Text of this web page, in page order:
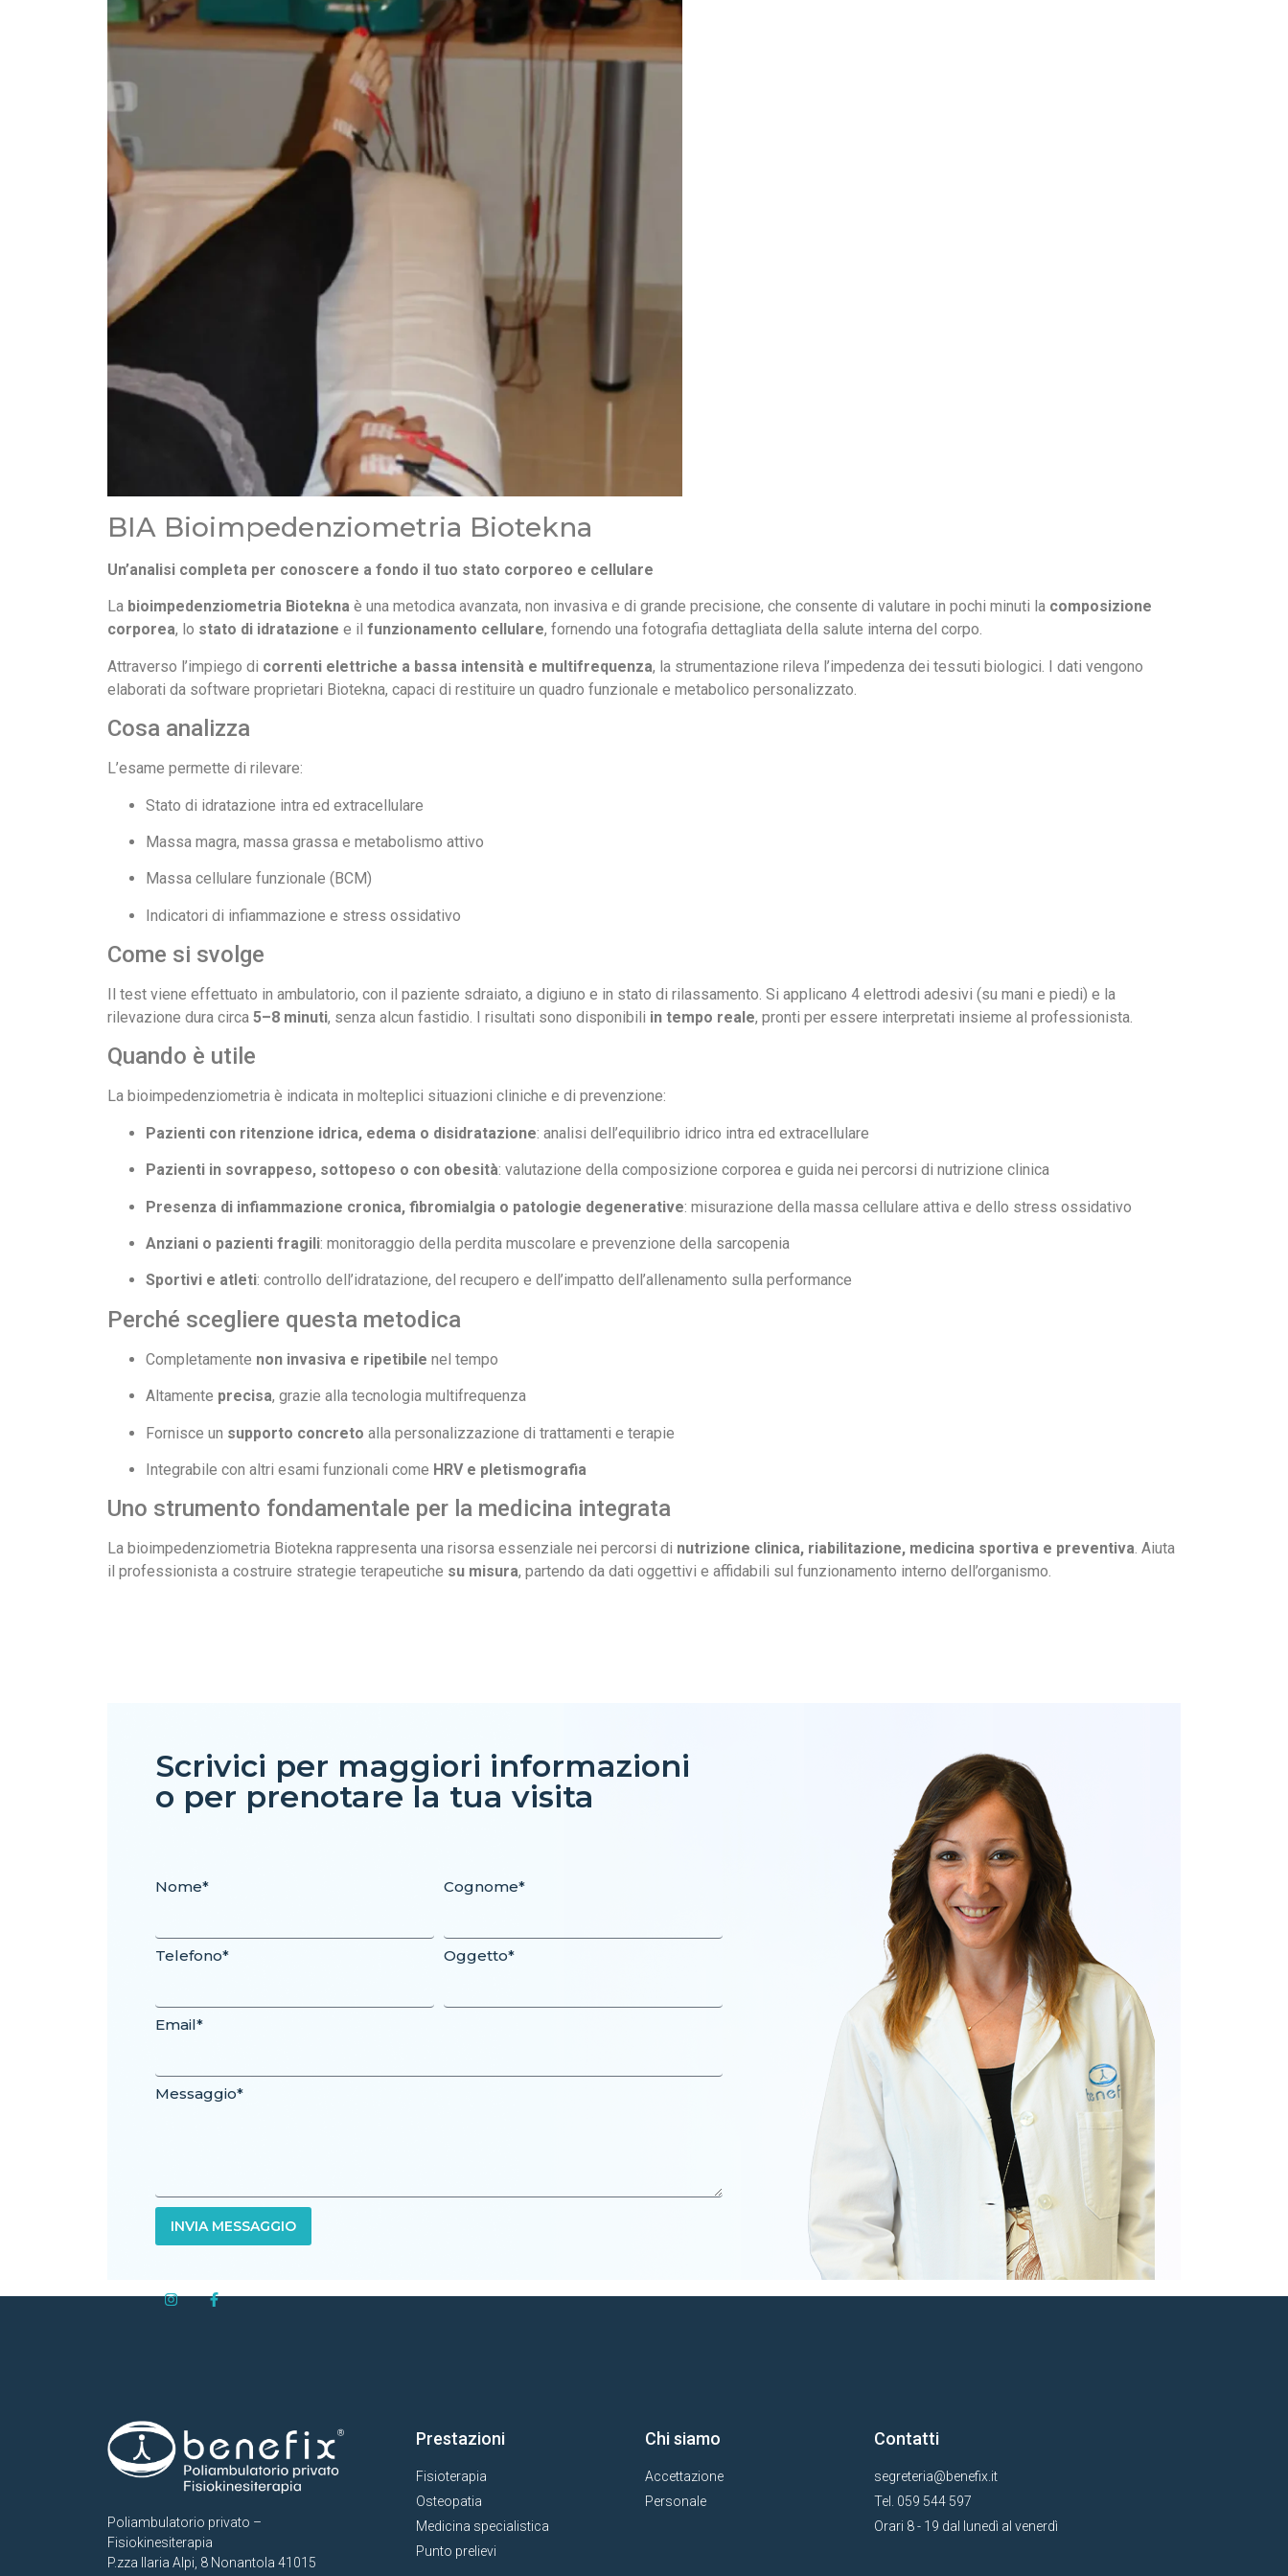
BIA Bioimpedenziometria Biotekna
Un’analisi completa per conoscere a fondo il tuo stato corporeo e cellulare
La bioimpedenziometria Biotekna è una metodica avanzata, non invasiva e di grande precisione, che consente di valutare in pochi minuti la composizione
corporea, lo stato di idratazione e il funzionamento cellulare, fornendo una fotografia dettagliata della salute interna del corpo.
Attraverso l’impiego di correnti elettriche a bassa intensità e multifrequenza, la strumentazione rileva l’impedenza dei tessuti biologici. I dati vengono
elaborati da software proprietari Biotekna, capaci di restituire un quadro funzionale e metabolico personalizzato.
Cosa analizza
L’esame permette di rilevare:
Stato di idratazione intra ed extracellulare
Massa magra, massa grassa e metabolismo attivo
Massa cellulare funzionale (BCM)
Indicatori di infiammazione e stress ossidativo
Come si svolge
Il test viene effettuato in ambulatorio, con il paziente sdraiato, a digiuno e in stato di rilassamento. Si applicano 4 elettrodi adesivi (su mani e piedi) e la
rilevazione dura circa 5–8 minuti, senza alcun fastidio. I risultati sono disponibili in tempo reale, pronti per essere interpretati insieme al professionista.
Quando è utile
La bioimpedenziometria è indicata in molteplici situazioni cliniche e di prevenzione:
Pazienti con ritenzione idrica, edema o disidratazione: analisi dell’equilibrio idrico intra ed extracellulare
Pazienti in sovrappeso, sottopeso o con obesità: valutazione della composizione corporea e guida nei percorsi di nutrizione clinica
Presenza di infiammazione cronica, fibromialgia o patologie degenerative: misurazione della massa cellulare attiva e dello stress ossidativo
Anziani o pazienti fragili: monitoraggio della perdita muscolare e prevenzione della sarcopenia
Sportivi e atleti: controllo dell’idratazione, del recupero e dell’impatto dell’allenamento sulla performance
Perché scegliere questa metodica
Completamente non invasiva e ripetibile nel tempo
Altamente precisa, grazie alla tecnologia multifrequenza
Fornisce un supporto concreto alla personalizzazione di trattamenti e terapie
Integrabile con altri esami funzionali come HRV e pletismografia
Uno strumento fondamentale per la medicina integrata
La bioimpedenziometria Biotekna rappresenta una risorsa essenziale nei percorsi di nutrizione clinica, riabilitazione, medicina sportiva e preventiva. Aiuta
il professionista a costruire strategie terapeutiche su misura, partendo da dati oggettivi e affidabili sul funzionamento interno dell’organismo.
Scrivici per maggiori informazioni
o per prenotare la tua visita
Nome* Cognome*
Telefono* Oggetto*
Email*
Messaggio*
INVIA MESSAGGIO
Poliambulatorio privato –
Fisiokinesiterapia
P.zza Ilaria Alpi, 8 Nonantola 41015
Prestazioni
Fisioterapia
Osteopatia
Medicina specialistica
Punto prelievi
Chi siamo
Accettazione
Personale
Contatti
segreteria@benefix.it
Tel. 059 544 597
Orari 8 - 19 dal lunedì al venerdì